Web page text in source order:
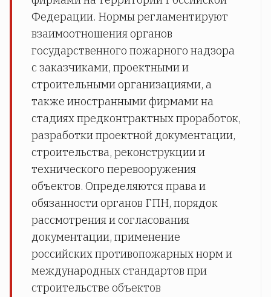
Федерации. Нормы регламентируют
взаимоотношения органов
государственного пожарного надзора
с заказчиками, проектными и
строительными организациями, а
также иностранными фирмами на
стадиях предконтрактных проработок,
разработки проектной документации,
строительства, реконструкции и
технического перевооружения
объектов. Определяются права и
обязанности органов ГПН, порядок
рассмотрения и согласования
документации, применение
российских противопожарных норм и
международных стандартов при
строительстве объектов